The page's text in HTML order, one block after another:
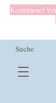
Kostenloser